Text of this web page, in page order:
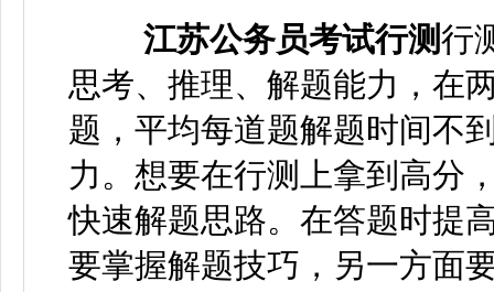
江苏公务员考试行测行
思考、推理、解题能力，在
题，平均每道题解题时间不
力。想要在行测上拿到高分
快速解题思路。在答题时提
要掌握解题技巧，另一方面